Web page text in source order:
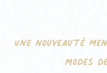
Une nouveauté
modes